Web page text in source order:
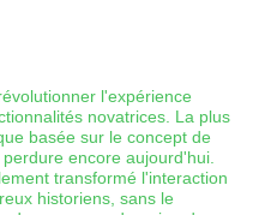
l'expérience
novatrices. La plus
basée sur le concept de
encore aujourd'hui.
transformé l'interaction
historiens, sans le